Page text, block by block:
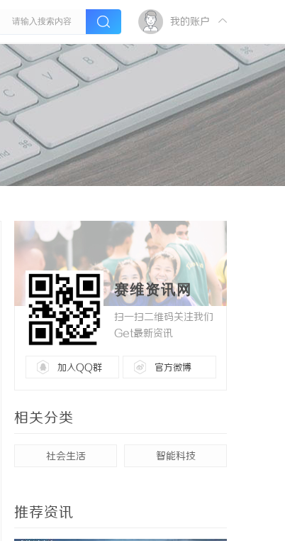
我的账户
赛维资讯网
扫一扫二维码关注我们
Get最新资讯
加入QQ群 官方微博
相关分类
社会生活 智能科技
推荐资讯